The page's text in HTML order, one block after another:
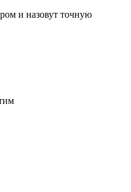
и назовут точную